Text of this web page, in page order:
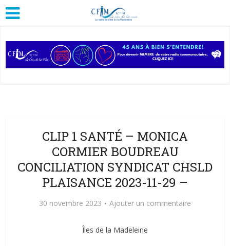
CLIP 1 SANTÉ – MONICA
CORMIER BOUDREAU
CONCILIATION SYNDICAT CHSLD
PLAISANCE 2023-11-29 –
30 novembre 2023 Ajouter un commentaire
Îles de la Madeleine